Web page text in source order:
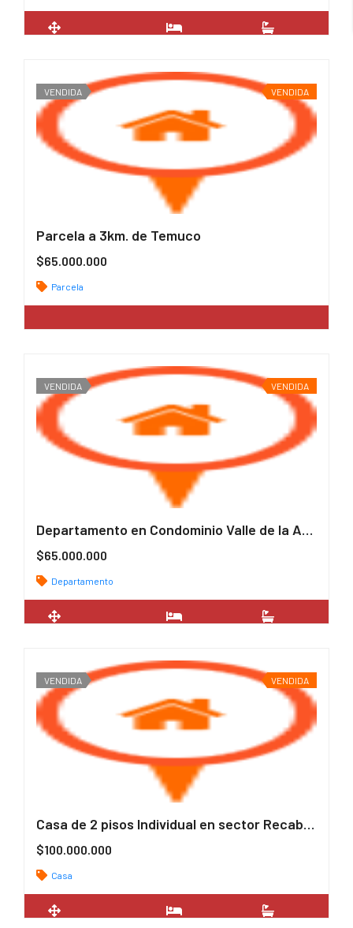
VENDIDA VENDIDA
Parcela a 3km. de Temuco
$65.000.000
Parcela
VENDIDA VENDIDA
Departamento en Condominio Valle de la Araucanía
$65.000.000
Departamento
VENDIDA VENDIDA
Casa de 2 pisos Individual en sector Recabaren
$100.000.000
Casa